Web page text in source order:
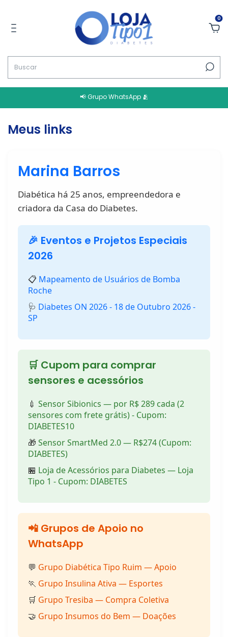
0
📢 Grupo WhatsApp 🫂
Meus links
Marina Barros
Diabética há 25 anos, empreendedora e
criadora da Casa do Diabetes.
🎉 Eventos e Projetos Especiais
2026
📋 Mapeamento de Usuários de Bomba
Roche
🩺 Diabetes ON 2026 - 18 de Outubro 2026 -
SP
🛒 Cupom para comprar
sensores e acessórios
💉 Sensor Sibionics — por R$ 289 cada (2
sensores com frete grátis) - Cupom:
DIABETES10
🎁 Sensor SmartMed 2.0 — R$274 (Cupom:
DIABETES)
🏪 Loja de Acessórios para Diabetes — Loja
Tipo 1 - Cupom: DIABETES
📲 Grupos de Apoio no
WhatsApp
💬 Grupo Diabética Tipo Ruim — Apoio
🏃 Grupo Insulina Ativa — Esportes
🛒 Grupo Tresiba — Compra Coletiva
🤝 Grupo Insumos do Bem — Doações